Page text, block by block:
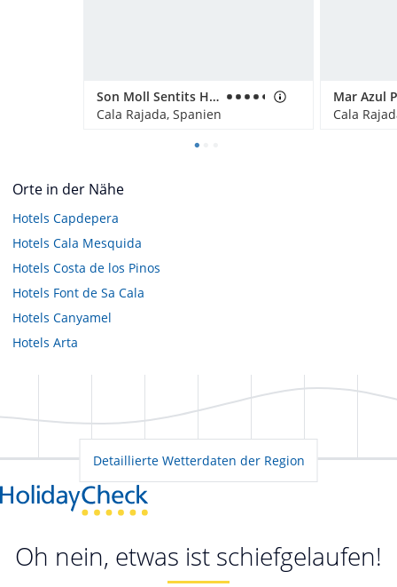
Son Moll Sentits Hotel & Spa
Cala Rajada, Spanien
Cala
Orte in der Nähe
Hotels Capdepera
Hotels Cala Mesquida
Hotels Costa de los Pinos
Hotels Font de Sa Cala
Hotels Canyamel
Hotels Arta
Detaillierte Wetterdaten der Region
Oh nein, etwas ist schiefgelaufen!